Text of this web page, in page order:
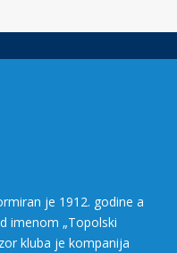
je 1912. godine a
imenom „Topolski
kluba je kompanija